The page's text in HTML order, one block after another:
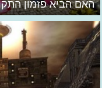
האם הביא פזמון